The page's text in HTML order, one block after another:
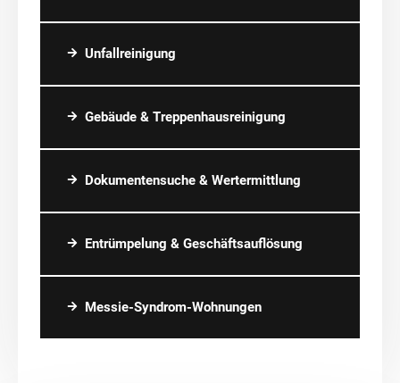
Unfallreinigung
Gebäude & Treppenhausreinigung
Dokumentensuche & Wertermittlung
Entrümpelung & Geschäftsauflösung
Messie-Syndrom-Wohnungen